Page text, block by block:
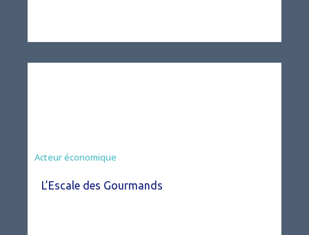
Acteur économique
L’Escale des Gourmands